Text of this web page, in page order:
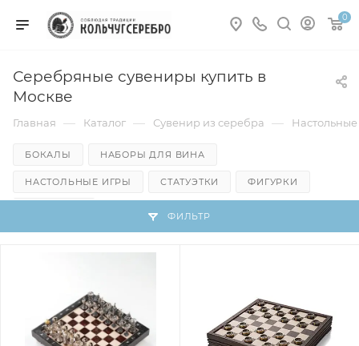
0
Серебряные сувениры купить в
Москве
Главная — Каталог — Сувенир из серебра —
БОКАЛЫ НАБОРЫ ДЛЯ ВИНА
НАСТОЛЬНЫЕ ИГРЫ СТАТУЭТКИ ФИГУРКИ
ФИЛЬТР